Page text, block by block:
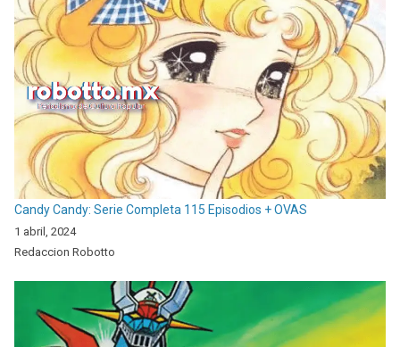
Candy Candy: Serie Completa 115 Episodios + OVAS
1 abril, 2024
Redaccion Robotto